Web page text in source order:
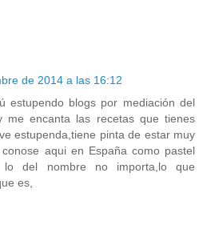
de 2014 a las 16:12
estupendo blogs por mediación del
me encanta las recetas que tienes
estupenda,tiene pinta de estar muy
aqui en España como pastel
lo del nombre no importa,lo que
es,